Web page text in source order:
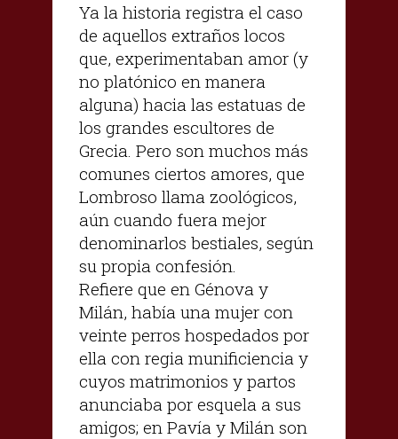
Ya la historia registra el caso
de aquellos extraños locos
que, experimentaban amor (y
no platónico en manera
alguna) hacia las estatuas de
los grandes escultores de
Grecia. Pero son muchos más
comunes ciertos amores, que
Lombroso llama zoológicos,
aún cuando fuera mejor
denominarlos bestiales, según
su propia confesión.
Refiere que en Génova y
Milán, había una mujer con
veinte perros hospedados por
ella con regia munificiencia y
cuyos matrimonios y partos
anunciaba por esquela a sus
amigos; en Pavía y Milán son